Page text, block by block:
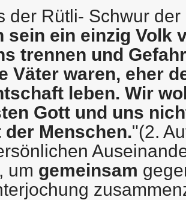
der Rütli- Schwur
sein ein einzig Volk
trennen und
Väter waren, eher
leben. Wir
Gott und uns
der Menschen."(2.
um gemeinsam